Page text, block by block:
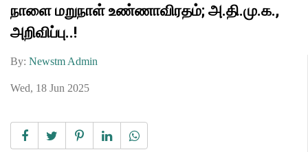
நாளை மறுநாள் உண்ணாவிரதம்; அ.தி.மு.க.,
அறிவிப்பு..!
By: Newstm Admin
Wed, 18 Jun 2025